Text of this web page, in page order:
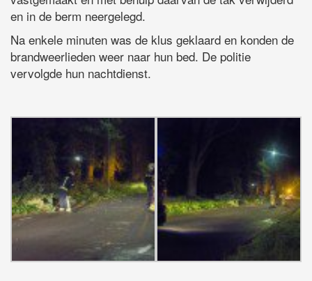
en in de berm neergelegd.
Na enkele minuten was de klus geklaard en konden de
brandweerlieden weer naar hun bed. De politie
vervolgde hun nachtdienst.